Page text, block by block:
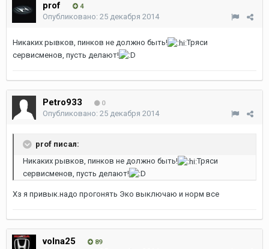
prof 4
Опубликовано: 25 декабря 2014
Никаких рывков, пинков не должно быть!
Тряси
сервисменов, пусть делают!
Petro933 0
Опубликовано: 25 декабря 2014
prof писал:
Никаких рывков, пинков не должно быть!
Тряси
сервисменов, пусть делают!
Хз я привык.надо прогонять Эко выключаю и норм все
volna25 89